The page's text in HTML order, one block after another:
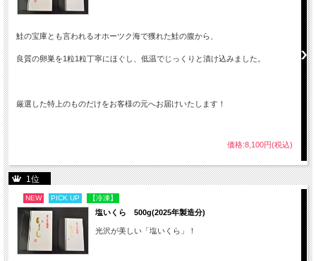
鮭の宝庫とも言われるオホーツク海で獲れた鮭の腹から、
良質の卵巣を1粒1粒丁寧にほぐし、低温でじっくりと漬け込みました。
厳選した特上のものだけをお客様の元へお届けいたします！
価格:8,100円(税込)
1位
NEW PICK UP 【冷凍】
塩いくら 500g(2025年製造分)
光沢が美しい「塩いくら」！